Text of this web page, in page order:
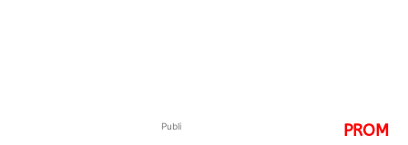
Publi
PROM